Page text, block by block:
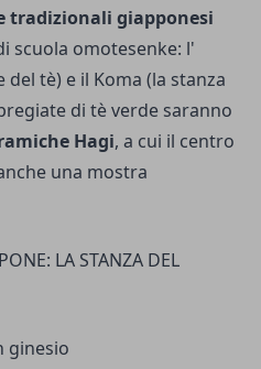
tradizionali giapponesi
scuola omotesenke: l'
tè) e il Koma (la stanza
di tè verde saranno
Hagi, a cui il centro
una mostra
LA STANZA DEL